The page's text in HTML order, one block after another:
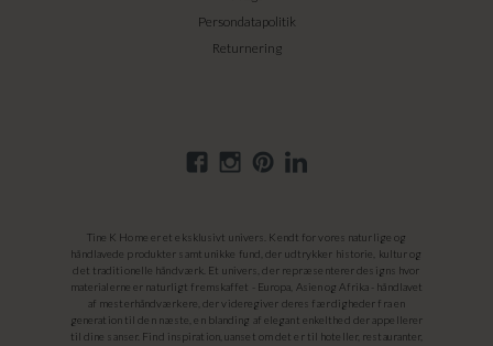
Persondatapolitik
Returnering
Tine K Home er et eksklusivt univers. Kendt for vores naturlige og
håndlavede produkter samt unikke fund, der udtrykker historie, kultur og
det traditionelle håndværk. Et univers, der repræsenterer designs hvor
materialerne er naturligt fremskaffet - Europa, Asien og Afrika - håndlavet
af mesterhåndværkere, der videregiver deres færdigheder fra en
generation til den næste, en blanding af elegant enkelthed der appellerer
til dine sanser. Find inspiration, uanset om det er til hoteller, restauranter,